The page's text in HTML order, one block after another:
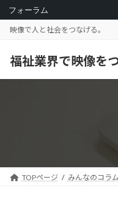
フォーラム
映像で人と社会をつなげる。
福祉業界で映像を
TOPページ みんなのコラム